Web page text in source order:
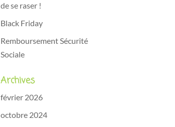
de se raser !
Black Friday
Remboursement Sécurité
Sociale
Archives
février 2026
octobre 2024